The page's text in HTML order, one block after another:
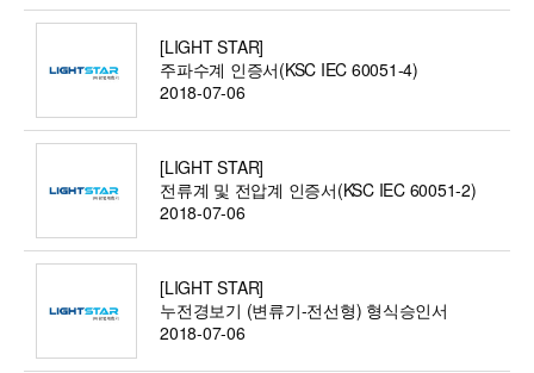
[LIGHT STAR]
주파수계 인증서(KSC IEC 60051-4)
2018-07-06
[LIGHT STAR]
전류계 및 전압계 인증서(KSC IEC 60051-2)
2018-07-06
[LIGHT STAR]
누전경보기 (변류기-전선형) 형식승인서
2018-07-06